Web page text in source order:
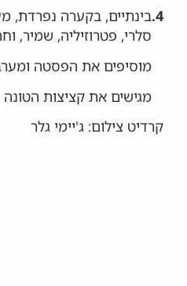
4. בינתיים, בקערה נפרדת,
סלרי, פטרוזיליה, שמיר,
מוסיפים את הפסטה
מגישים את קציצות
קרדיט צילום: ג'יימי גלר